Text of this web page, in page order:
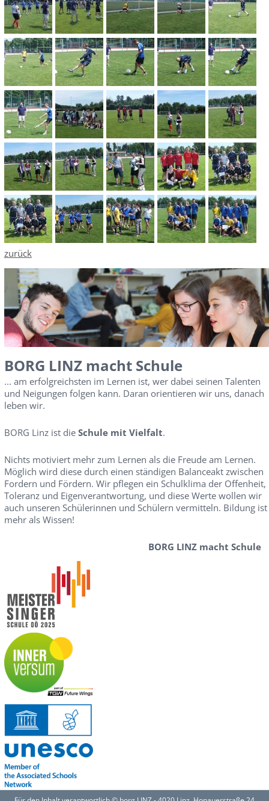
zurück
BORG LINZ macht Schule
... am erfolgreichsten im Lernen ist, wer dabei seinen Talenten
und Neigungen folgen kann. Daran orientieren wir uns, danach
leben wir.
BORG Linz ist die Schule mit Vielfalt.
Nichts motiviert mehr zum Lernen als die Freude am Lernen.
Möglich wird diese durch einen ständigen Balanceakt zwischen
Fordern und Fördern. Wir pflegen ein Schulklima der Offenheit,
Toleranz und Eigenverantwortung, und diese Werte wollen wir
auch unseren Schülerinnen und Schülern vermitteln. Bildung ist
mehr als Wissen!
BORG LINZ macht Schule